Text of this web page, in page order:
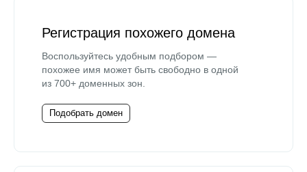
Регистрация похожего домена
Воспользуйтесь удобным подбором —
похожее имя может быть свободно в одной
из 700+ доменных зон.
Подобрать домен